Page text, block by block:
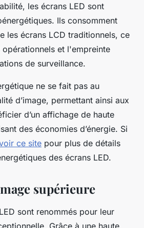
les écrans LED sont
Ils consomment
les écrans LCD traditionnels, ce
et l'empreinte
de surveillance.
ne se fait pas au
d’image, permettant ainsi aux
d’un affichage de haute
des économies d’énergie. Si
ce site pour plus de détails
des écrans LED.
supérieure
sont renommés pour leur
Grâce à une haute